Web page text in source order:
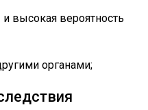
высокая вероятность
органами;